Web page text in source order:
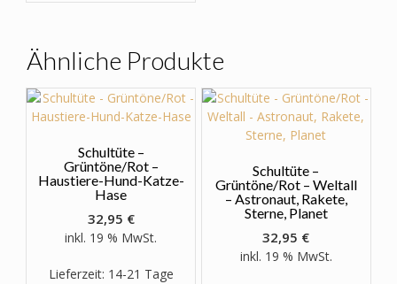
Optionen
können
auf
der
Produktseite
Ähnliche Produkte
Schultüte –
Grüntöne/Rot –
Haustiere-Hund-Katze-
Hase
32,95 €
inkl. 19 % MwSt.
Lieferzeit: 14-21 Tage
Schultüte –
Grüntöne/Rot – Weltall
– Astronaut, Rakete,
Sterne, Planet
32,95 €
inkl. 19 % MwSt.